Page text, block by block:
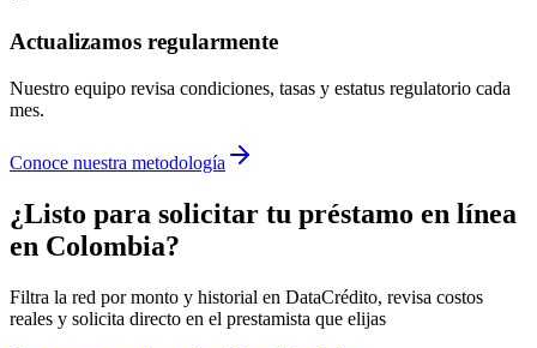
Actualizamos regularmente
Nuestro equipo revisa condiciones, tasas y estatus regulatorio cada
mes.
Conoce nuestra metodología
¿Listo para solicitar tu préstamo en línea
en Colombia?
Filtra la red por monto y historial en DataCrédito, revisa costos
reales y solicita directo en el prestamista que elijas